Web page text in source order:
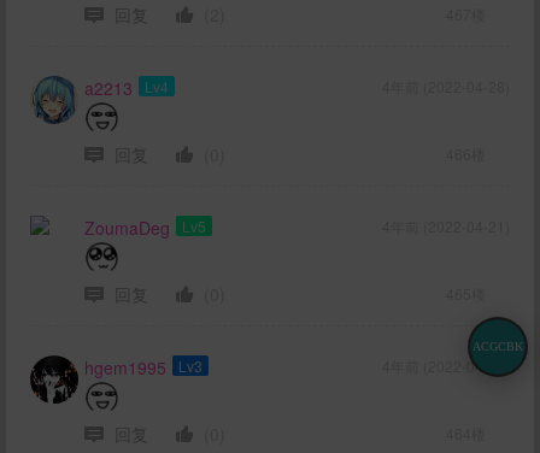
回复
a2213 Lv4
回复
ZoumaDeg Lv5
回复
hgem1995 Lv3 4年前 (2022-04-21)
回复
ACGCBK